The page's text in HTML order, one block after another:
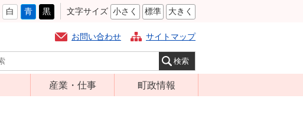
白 青 黒 文字サイズ 小さく 標準 大きく
お問い合わせ サイトマップ
産業・仕事 町政情報